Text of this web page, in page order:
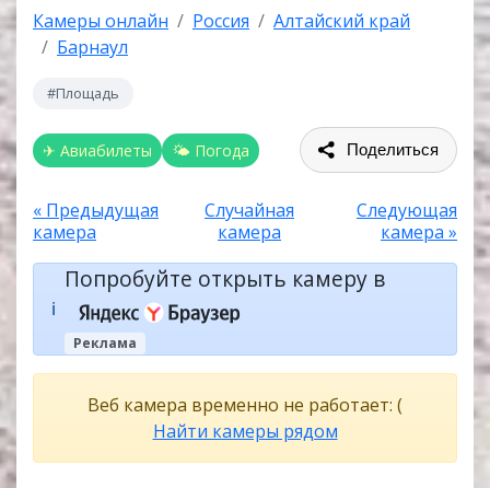
Камеры онлайн Россия
Алтайский край
Барнаул
#Площадь
✈ Авиабилеты 🌤 Погода Поделиться
« Предыдущая
камера
Случайная
камера
Следующая
камера »
ℹ️
Попробуйте открыть камеру в
Реклама
Веб камера временно не работает: (
Найти камеры рядом